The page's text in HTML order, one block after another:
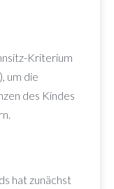
Kriterium
um die
des Kindes
hat zunächst